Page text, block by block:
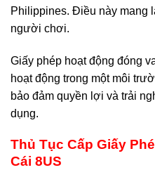
Philippines. Điều này mang
người chơi.
Giấy phép hoạt động đóng
hoạt động trong một môi
bảo đảm quyền lợi và trải
dụng.
Thủ Tục Cấp Giấy
Cái 8US